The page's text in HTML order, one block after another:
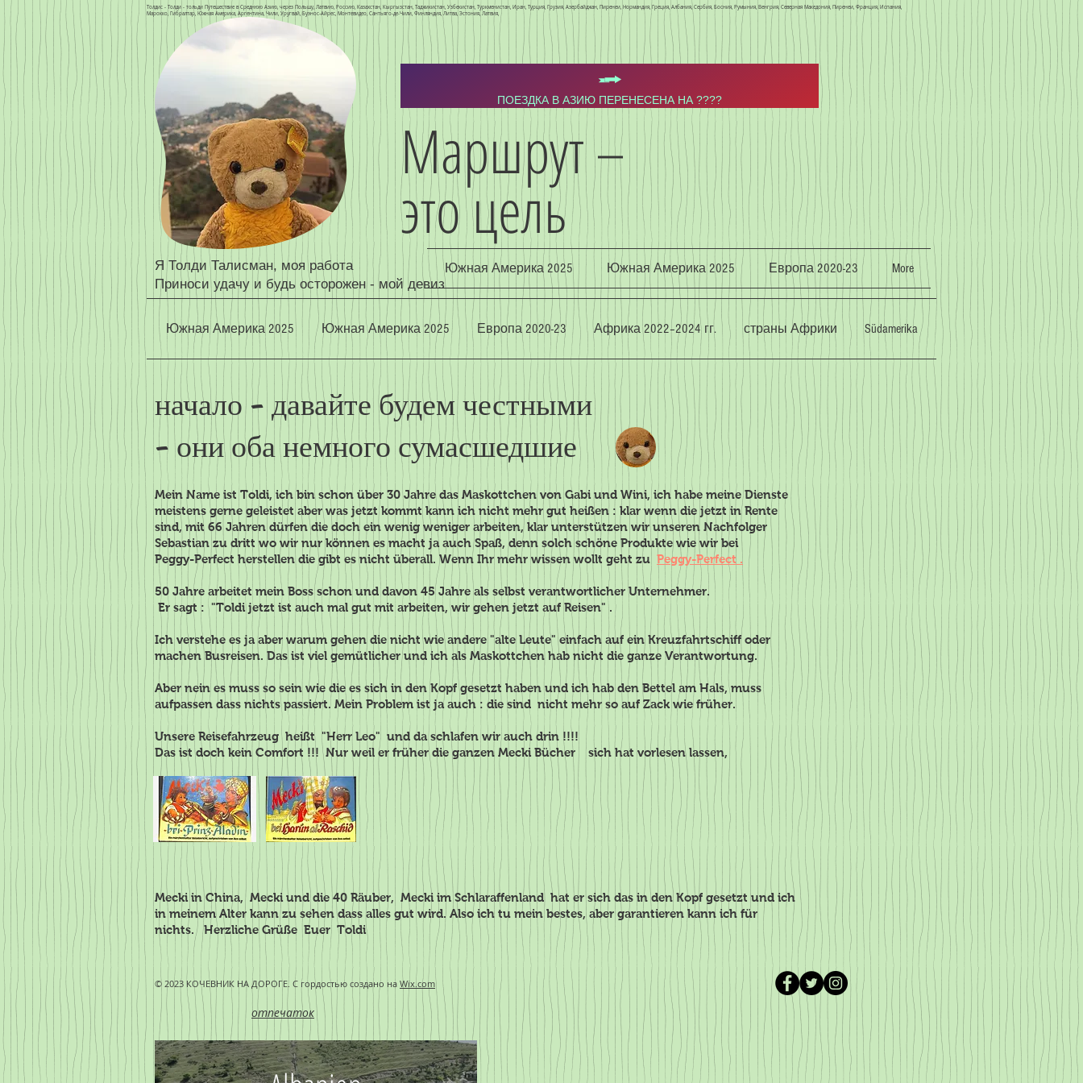
Толдис - Толди - тольди Путешествие в Среднюю Азию, через Польшу, Латвию, Россию, Казахстан, Кыргызстан, Таджикистан, Узбекистан, Туркменистан, Иран, Турция, Грузия, Азербайджан, Пиренеи, Нормандия, Греция, Албания, Сербия, Босния, Румыния, Венгрия, Северная Македония, Пиренеи, Франция, Испания,
Марокко, Гибралтар, Южная Америка, Аргентина, Чили, Уругвай, Буэнос-Айрес, Монтевидео, Сантьяго-де-Чили, Финляндия, Литва, Эстония, Латвия,
ПОЕЗДКА В АЗИЮ ПЕРЕНЕСЕНА НА ????
Маршрут –
это цель
Я Толди Талисман, моя работа
Приноси удачу и будь осторожен - мой девиз
Южная Америка 2025 Южная Америка 2025 Европа 2020-23 More
Южная Америка 2025 Южная Америка 2025 Европа 2020-23 Африка 2022–2024 гг. страны Африки Südamerika
начало - давайте будем честными
- они оба немного сумасшедшие
Mein Name ist Toldi, ich bin schon über 30 Jahre das Maskottchen von Gabi und Wini, ich habe meine Dienste
meistens gerne geleistet aber was jetzt kommt kann ich nicht mehr gut heißen : klar wenn die jetzt in Rente
sind, mit 66 Jahren dürfen die doch ein wenig weniger arbeiten, klar unterstützen wir unseren Nachfolger
Sebastian zu dritt wo wir nur können es macht ja auch Spaß, denn solch schöne Produkte wie wir bei
Peggy-Perfect herstellen die gibt es nicht überall. Wenn Ihr mehr wissen wollt geht zu Peggy-Perfect .
50 Jahre arbeitet mein Boss schon und davon 45 Jahre als selbst verantwortlicher Unternehmer.
Er sagt : "Toldi jetzt ist auch mal gut mit arbeiten, wir gehen jetzt auf Reisen" .
Ich verstehe es ja aber warum gehen die nicht wie andere "alte Leute" einfach auf ein Kreuzfahrtschiff oder
machen Busreisen. Das ist viel gemütlicher und ich als Maskottchen hab nicht die ganze Verantwortung.
Aber nein es muss so sein wie die es sich in den Kopf gesetzt haben und ich hab den Bettel am Hals, muss
aufpassen dass nichts passiert. Mein Problem ist ja auch : die sind nicht mehr so auf Zack wie früher.
Unsere Reisefahrzeug heißt "Herr Leo" und da schlafen wir auch drin !!!!
Das ist doch kein Comfort !!! Nur weil er früher die ganzen Mecki Bücher sich hat vorlesen lassen,
Mecki in China, Mecki und die 40 Räuber, Mecki im Schlaraffenland hat er sich das in den Kopf gesetzt und ich
in meinem Alter kann zu sehen dass alles gut wird. Also ich tu mein bestes, aber garantieren kann ich für
nichts. Herzliche Grüße Euer Toldi
© 2023 КОЧЕВНИК НА ДОРОГЕ. С гордостью создано на Wix.com
отпечаток